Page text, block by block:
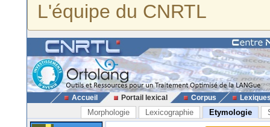
L'équipe du CNRTL
Accueil Portail lexical Corpus
Morphologie Lexicographie Etymologie